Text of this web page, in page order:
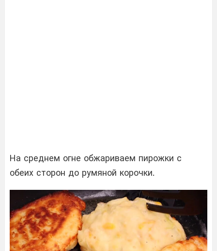
На среднем огне обжариваем пирожки с
обеих сторон до румяной корочки.